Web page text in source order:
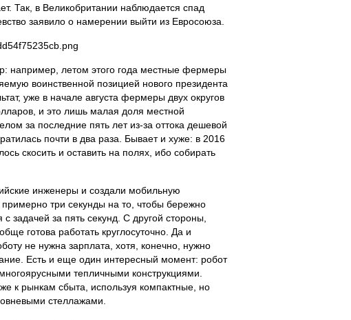
Так, в Великобритании наблюдается спад
заявило о намерении выйти из Евросоюза.
например, летом этого года местные фермеры
воинственной позицией нового президента
уже в начале августа фермеры двух округов
и это лишь малая доля местной
за последние пять лет из-за оттока дешевой
почти в два раза. Бывает и хуже: в 2016
скосить и оставить на полях, ибо собирать
инженеры и создали мобильную
три секунды на то, чтобы бережно
задачей за пять секунд. С другой стороны,
готова работать круглосуточно. Да и
не нужна зарплата, хотя, конечно, нужно
Есть и еще один интересный момент: робот
тепличными конструкциями.
к рынкам сбыта, используя компактные, но
стеллажами.